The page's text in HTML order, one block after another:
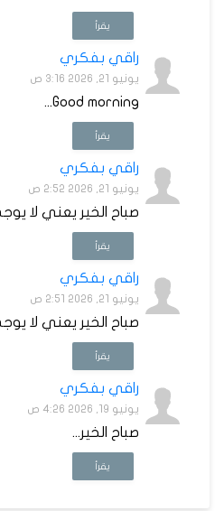
يقرأ
راقي بفكري
يونيو 21, 2026 3:16 ص
Good morning...
يقرأ
راقي بفكري
يونيو 21, 2026 2:52 ص
صباح الخير يعني لا
يقرأ
راقي بفكري
يونيو 21, 2026 2:51 ص
صباح الخير يعني لا
يقرأ
راقي بفكري
يونيو 19, 2026 4:26 ص
صباح الخير...
يقرأ